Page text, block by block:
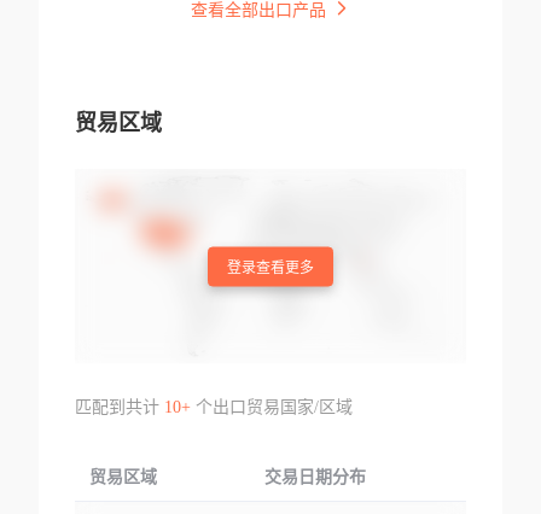
查看全部出口产品
贸易区域
登录查看更多
匹配到共计 10+个出口贸易国家/区域
贸易区域 交易日期分布